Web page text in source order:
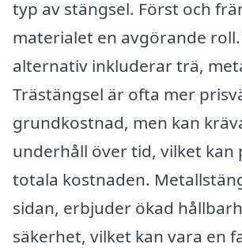
typ av stängsel. Först och
materialet en avgörande roll.
alternativ inkluderar trä,
Trästängsel är ofta mer
grundkostnad, men kan
underhåll över tid, vilket kan
totala kostnaden.
sidan, erbjuder ökad
säkerhet, vilket kan vara en